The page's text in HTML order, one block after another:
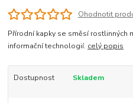
Ohodnotit
Přírodní kapky se směsí rostlinných
informační technologií. celý popis
Dostupnost Skladem